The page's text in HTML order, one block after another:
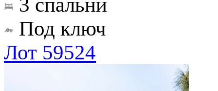
Под ключ
Лот 59524